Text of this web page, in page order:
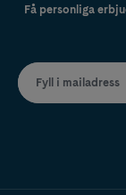
Få personliga
Fyll i mailadress